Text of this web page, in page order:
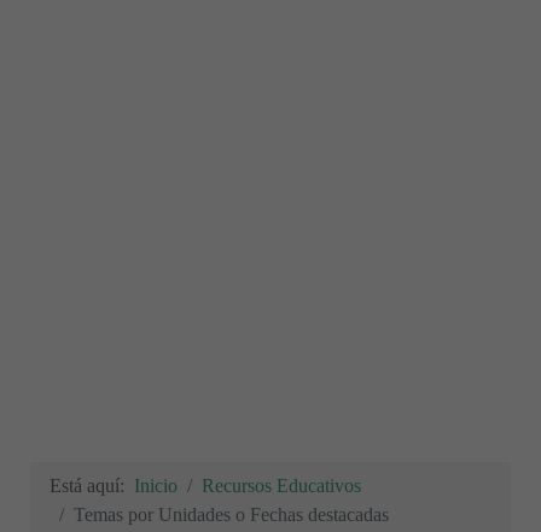
Está aquí: Inicio
Recursos Educativos
Temas por Unidades o Fechas destacadas